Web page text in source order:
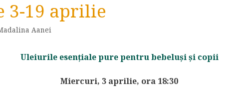
3-19 aprilie
Aanei
Uleiurile esențiale pure pentru bebeluși și copii
Miercuri, 3 aprilie, ora 18:30